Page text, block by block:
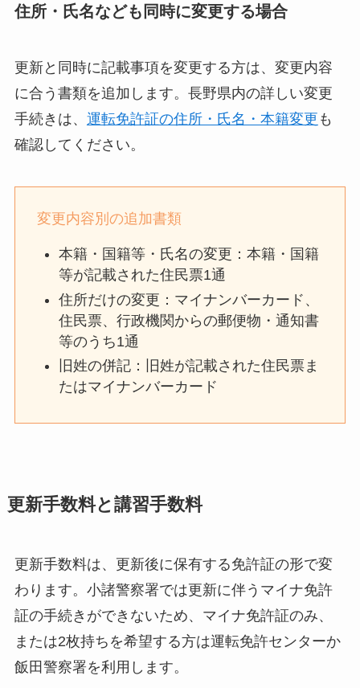
住所・氏名なども同時に変更する場合
更新と同時に記載事項を変更する方は、変更内容
に合う書類を追加します。長野県内の詳しい変更
手続きは、 運転免許証の住所・氏名・本籍変更 も
確認してください。
変更内容別の追加書類
本籍・国籍等・氏名の変更：本籍・国籍
等が記載された住民票1通
住所だけの変更：マイナンバーカード、
住民票、行政機関からの郵便物・通知書
等のうち1通
旧姓の併記：旧姓が記載された住民票ま
たはマイナンバーカード
更新手数料と講習手数料
更新手数料は、更新後に保有する免許証の形で変
わります。小諸警察署では更新に伴うマイナ免許
証の手続きができないため、マイナ免許証のみ、
または2枚持ちを希望する方は運転免許センターか
飯田警察署を利用します。